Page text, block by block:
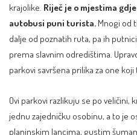
krajolike. Riječ je o mjestima
autobusi puni turista. Mnogi od
dalje od poznatih ruta, pa ih
prema slavnim odredištima.
parkovi savršena prilika za one
Ovi parkovi razlikuju se po veličini,
jednu zajedničku osobinu, a to je
planinskim lancima, gustim